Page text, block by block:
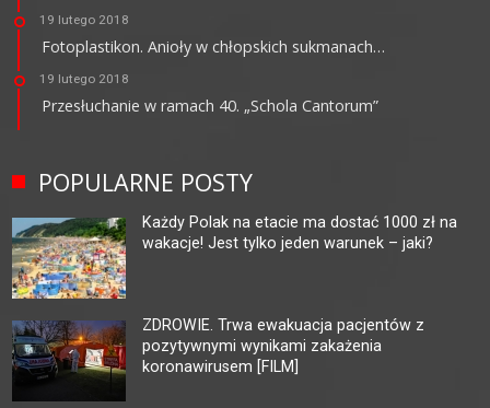
19 lutego 2018
Fotoplastikon. Anioły w chłopskich sukmanach…
19 lutego 2018
Przesłuchanie w ramach 40. „Schola Cantorum”
POPULARNE POSTY
Każdy Polak na etacie ma dostać 1000 zł na
wakacje! Jest tylko jeden warunek – jaki?
ZDROWIE. Trwa ewakuacja pacjentów z
pozytywnymi wynikami zakażenia
koronawirusem [FILM]